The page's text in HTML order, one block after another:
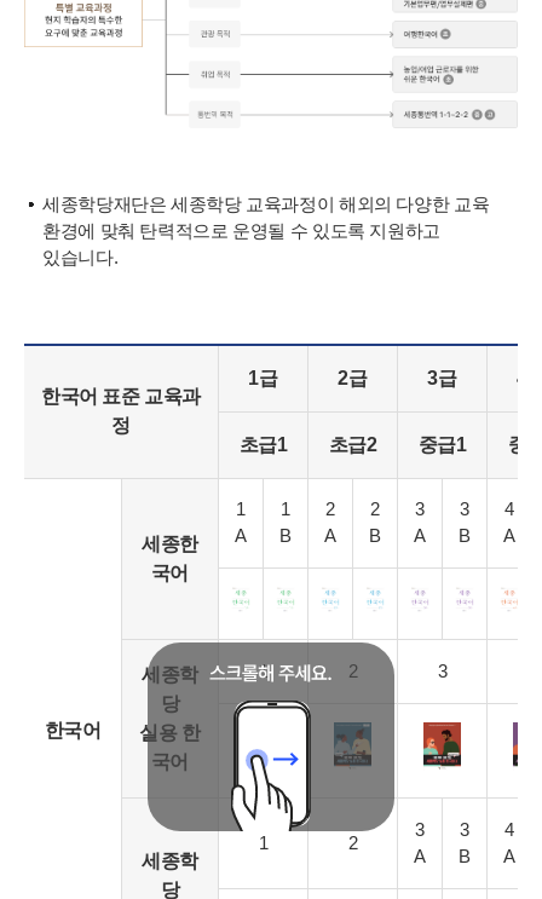
세종학당재단은 세종학당 교육과정이 해외의 다양한 교육
환경에 맞춰 탄력적으로 운영될 수 있도록 지원하고
있습니다.
한국어 표준 교육과
정
1급 2급 3급 4
초급1 초급2 중급1 중
한국어
세종한
국어
1
A
1
B
2
A
2
B
3
A
3
B
4
A
세종학
당
실용 한
국어
1 2 3
세종학
당
1 2
3
A
3
B
4
A